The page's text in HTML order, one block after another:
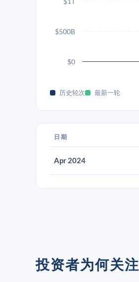
$0
$500B
历史轮次 最新一轮
日期
Apr 2024
投资者为何关